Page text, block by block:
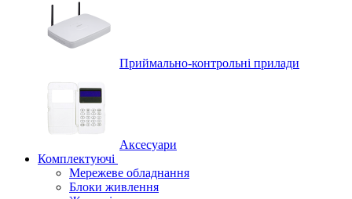
Приймально-контрольні прилади
Аксесуари
Комплектуючі
Мережеве обладнання
Блоки живлення